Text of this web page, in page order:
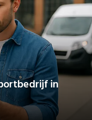
in